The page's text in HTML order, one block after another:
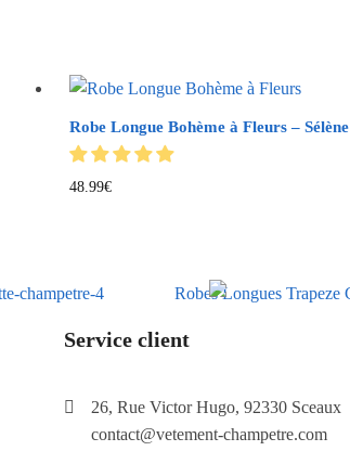
Robe Longue Bohème à Fleurs – Sélène
48.99€
Service client
26, Rue Victor Hugo, 92330 Sceaux
contact@vetement-champetre.com